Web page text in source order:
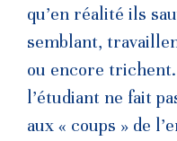
qu’en réalité ils
semblant,
ou encore
l’étudiant ne fait
aux « coups » de